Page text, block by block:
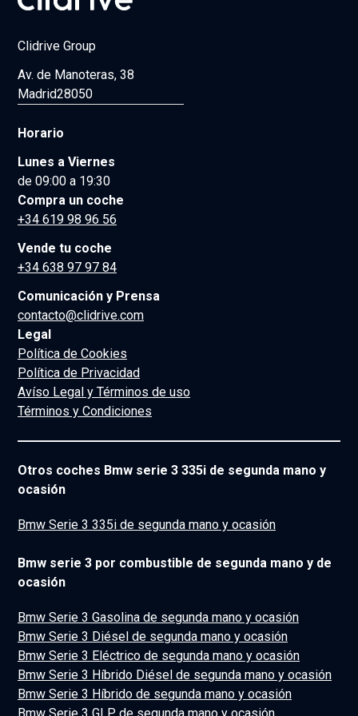
Clidrive Group
Av. de Manoteras, 38
Madrid28050
Horario
Lunes a Viernes
de 09:00 a 19:30
Compra un coche
+34 619 98 96 56
Vende tu coche
+34 638 97 97 84
Comunicación y Prensa
contacto@clidrive.com
Legal
Política de Cookies
Política de Privacidad
Avíso Legal y Términos de uso
Términos y Condiciones
Otros coches Bmw serie 3 335i de segunda mano y
ocasión
Bmw Serie 3 335i de segunda mano y ocasión
Bmw serie 3 por combustible de segunda mano y de
ocasión
Bmw Serie 3 Gasolina de segunda mano y ocasión
Bmw Serie 3 Diésel de segunda mano y ocasión
Bmw Serie 3 Eléctrico de segunda mano y ocasión
Bmw Serie 3 Híbrido Diésel de segunda mano y ocasión
Bmw Serie 3 Híbrido de segunda mano y ocasión